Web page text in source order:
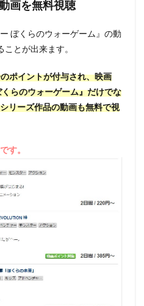
画を無料視聴
ぼくらのウォーゲーム』の動
とが出来ます。
ポイントが付与され、映画
らのウォーゲーム』だけでな
リーズ作品の動画も無料で視
す。